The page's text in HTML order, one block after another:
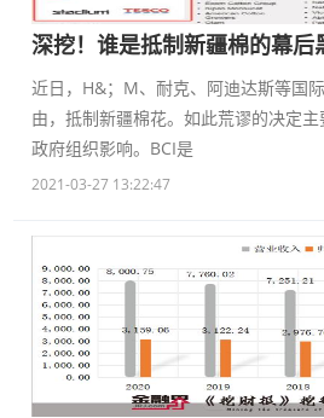
深挖！谁是抵制新疆棉的幕后
近日，H&；M、耐克、阿迪达斯等国
由，抵制新疆棉花。如此荒谬的决定
政府组织影响。BCI是
2021-03-27 13:22:47